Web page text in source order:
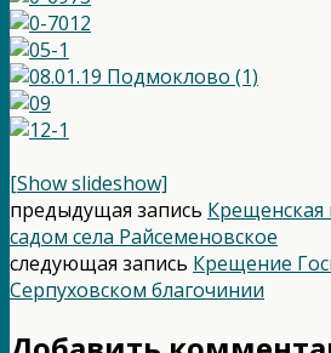
[Show slideshow]
предыдущая запись Крещенская
садом села Райсеменовское
следующая запись Крещение
Серпуховском благочинии